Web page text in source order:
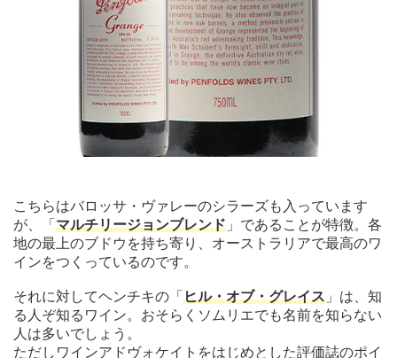
こちらはバロッサ・ヴァレーのシラーズも入っています
が、「 マルチリージョンブレンド 」であることが特徴。各
地の最上のブドウを持ち寄り、オーストラリアで最高のワ
インをつくっているのです。
それに対してヘンチキの「 ヒル・オブ・グレイス 」は、知
る人ぞ知るワイン。おそらくソムリエでも名前を知らない
人は多いでしょう。
ただしワインアドヴォケイトをはじめとした評価誌のポイ